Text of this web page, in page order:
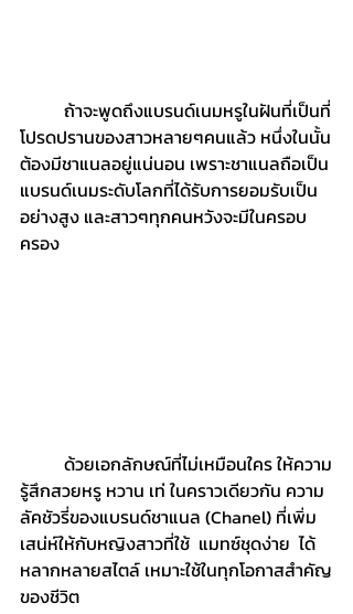
โปรดปรานของสาวหลายๆคนแล้ว หนึ่งในนั้น
ต้องมีชาแนลอยู่แน่นอน เพราะชาแนลถือเป็น
แบรนด์เนมระดับโลกที่ได้รับการยอมรับเป็น
อย่างสูง และสาวๆทุกคนหวังจะมีในครอบ
ครอง
รู้สึกสวยหรู หวาน เท่ ในคราวเดียวกัน ความ
ลัคชัวรี่ของแบรนด์ชาแนล (Chanel) ที่เพิ่ม
เสน่ห์ให้กับหญิงสาวที่ใช้  แมทซ์ชุดง่าย  ได้
หลากหลายสไตล์ เหมาะใช้ในทุกโอกาสสำคัญ
ของชีวิต